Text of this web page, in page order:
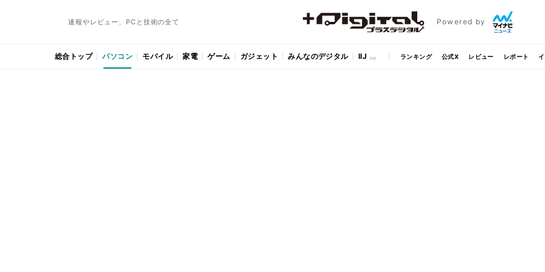
速報やレビュー、PCと技術の全て Powered by
総合トップ パソコン モバイル 家電 ゲーム ガジェット みんなのデジタル IIJ ランキング 公式X レビュー レポート